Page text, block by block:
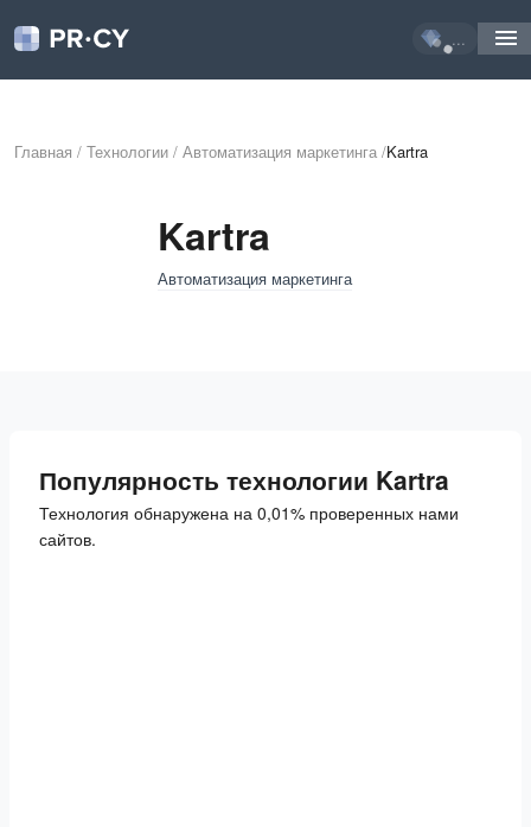
...
Главная / Технологии / Автоматизация маркетинга /Kartra
Kartra
Автоматизация маркетинга
Популярность технологии Kartra
Технология обнаружена на 0,01% проверенных нами
сайтов.